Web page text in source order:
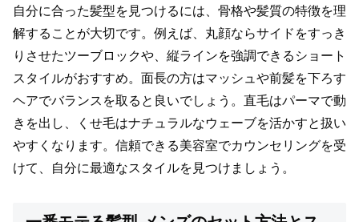
自分に合った髪型を見つけるには、骨格や髪質の特徴を理
解することが大切です。例えば、丸顔ならサイドをすっき
りさせたツーブロックや、縦ラインを強調できるショート
スタイルがおすすめ。面長の方はマッシュや前髪を下ろす
ヘアでバランスを取ると良いでしょう。直毛はパーマで動
きを出し、くせ毛はナチュラルなウェーブを活かすと扱い
やすくなります。信頼できる美容室でカウンセリングを受
けて、自分に最適なスタイルを見つけましょう。